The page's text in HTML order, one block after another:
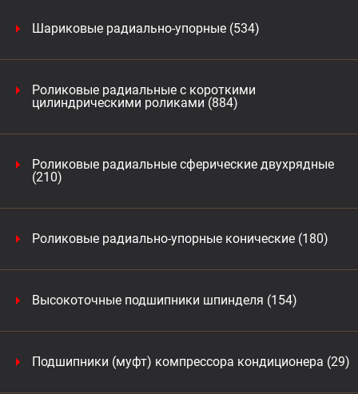
Шариковые радиально-упорные (534)
Роликовые радиальные с короткими
цилиндрическими роликами (884)
Роликовые радиальные сферические двухрядные
(210)
Роликовые радиально-упорные конические (180)
Высокоточные подшипники шпинделя (154)
Подшипники (муфт) компрессора кондиционера (29)